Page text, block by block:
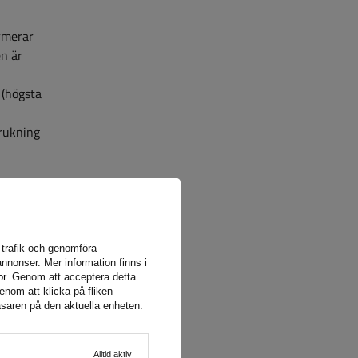
är
skala
i
och genomföra
Mer information finns i
. Genom att acceptera detta
att klicka på fliken
på den aktuella enheten.
Alltid aktiv